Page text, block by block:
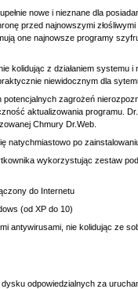
nowe i nieznane dla
przed najnowszymi
one najnowsze programy
kolidując z działaniem systemu
niewidocznym dla
zagrożeń
aktualizowania programu.
Chmury Dr.Web.
natychmiastowo po
wykorzystując zestaw
do Internetu
(od XP do 10)
antywirusami, nie kolidując ze
odpowiedzialnych za